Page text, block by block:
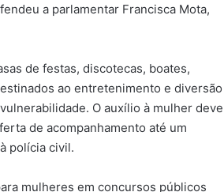
a parlamentar Francisca Mota,
de festas, discotecas, boates,
ao entretenimento e diversão
O auxílio à mulher deve
de acompanhamento até um
polícia civil.
mulheres em concursos públicos